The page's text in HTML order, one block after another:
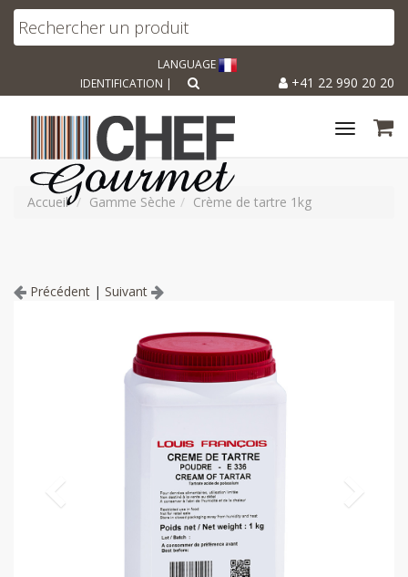
LANGUAGE
+41 22 990 20 20
IDENTIFICATION |
Toggle
Accueil Gamme Sèche Crème de tartre 1kg
Précédent | Suivant